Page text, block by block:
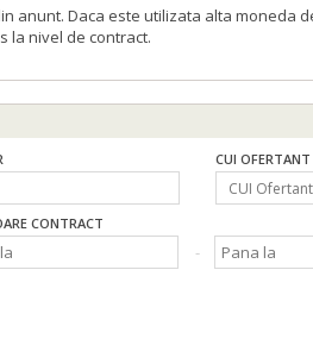
anunt. Daca este utilizata alta moneda
la nivel de contract.
CUI
CONTRACT